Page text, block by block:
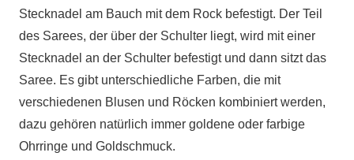
Stecknadel am Bauch mit dem Rock befestigt. Der Teil
des Sarees, der über der Schulter liegt, wird mit einer
Stecknadel an der Schulter befestigt und dann sitzt das
Saree. Es gibt unterschiedliche Farben, die mit
verschiedenen Blusen und Röcken kombiniert werden,
dazu gehören natürlich immer goldene oder farbige
Ohrringe und Goldschmuck.